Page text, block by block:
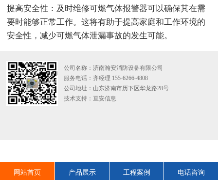
提高安全性：及时维修可燃气体报警器可以确保其在需
要时能够正常工作。这将有助于提高家庭和工作环境的
安全性，减少可燃气体泄漏事故的发生可能。
公司名称：济南瀚安消防设备有限公司
服务电话：齐经理 155-6266-4808
公司地址：山东济南市历下区华龙路28号
技术支持： 亘安信息
网站首页 产品展示 工程案例 电话咨询